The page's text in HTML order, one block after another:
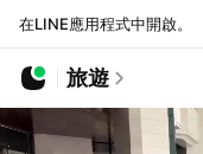
在LINE應用程式中開啟。
旅遊